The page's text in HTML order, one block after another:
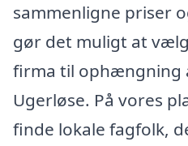
sammenligne priser
gør det muligt at
firma til ophængning
Ugerløse. På vores
finde lokale fagfolk,